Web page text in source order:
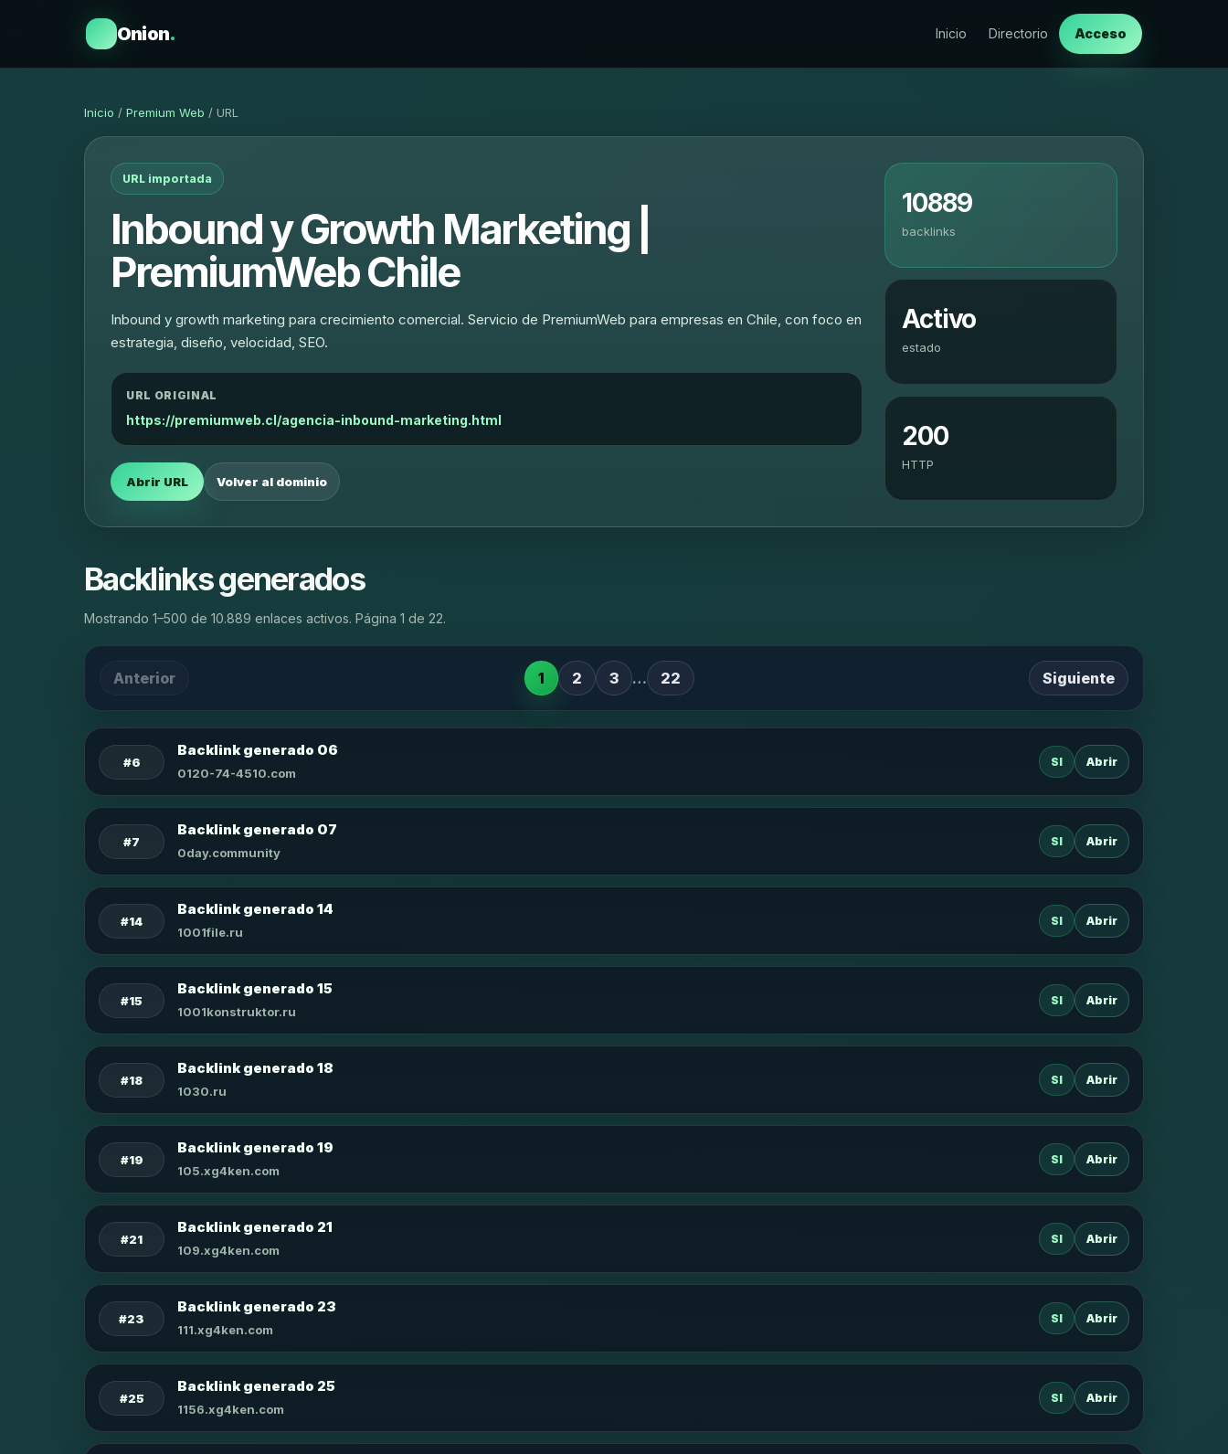
Onion. Inicio Directorio Acceso
Inicio / Premium Web / URL
URL importada
Inbound y Growth Marketing |
PremiumWeb Chile
Inbound y growth marketing para crecimiento comercial. Servicio de PremiumWeb para empresas en Chile, con foco en
estrategia, diseño, velocidad, SEO.
URL ORIGINAL
https://premiumweb.cl/agencia-inbound-marketing.html
Abrir URL Volver al dominio
10889
backlinks
Activo
estado
200
HTTP
Backlinks generados
Mostrando 1–500 de 10.889 enlaces activos. Página 1 de 22.
Anterior 1 2 3 … 22 Siguiente
#6
Backlink generado 06
0120-74-4510.com
SI Abrir
#7
Backlink generado 07
0day.community
SI Abrir
#14
Backlink generado 14
1001file.ru
SI Abrir
#15
Backlink generado 15
1001konstruktor.ru
SI Abrir
#18
Backlink generado 18
1030.ru
SI Abrir
#19
Backlink generado 19
105.xg4ken.com
SI Abrir
#21
Backlink generado 21
109.xg4ken.com
SI Abrir
#23
Backlink generado 23
111.xg4ken.com
SI Abrir
#25
Backlink generado 25
1156.xg4ken.com
SI Abrir